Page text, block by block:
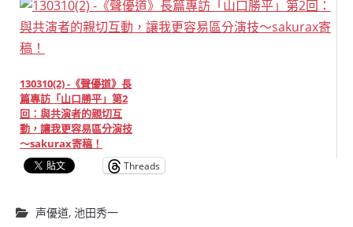
130310(2) -《聲優道》長
篇專訪「山口勝平」第2
回：與共演者的親切互
動，讓我更容易區分演技
～sakurax寄稿！
Threads
声優道, 池田秀一